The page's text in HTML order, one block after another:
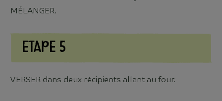
MÉLANGER.
Etape 5
VERSER dans deux récipients allant au four.